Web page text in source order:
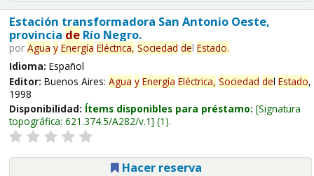
Estación transformadora San Antonio Oeste,
provincia deRío Negro.
por Agua y Energía Eléctrica, Sociedad del Estado.
Idioma: Español
Editor: Buenos Aires: Agua y Energía Eléctrica, Sociedad del Estado,
1998
Disponibilidad: Ítems disponibles para préstamo: Signatura
topográfica: 621.374.5/A282/v.1 (1).
Hacer reserva